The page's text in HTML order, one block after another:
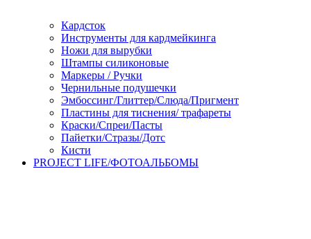
Кардсток
Инструменты для кардмейкинга
Ножи для вырубки
Штампы силиконовые
Маркеры / Ручки
Чернильные подушечки
Эмбоссинг/Глиттер/Слюда/Пригмент
Пластины для тиснения/ трафареты
Краски/Спреи/Пасты
Пайетки/Стразы/Дотс
Кисти
PROJECT LIFE/ФОТОАЛЬБОМЫ